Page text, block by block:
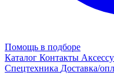
Помощь в подборе
Каталог Контакты
Спецтехника Доставка/